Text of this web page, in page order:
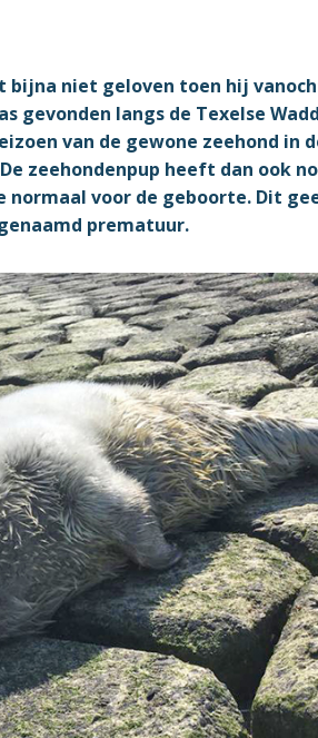
bijna niet geloven toen hij
gevonden langs de Texelse
van de gewone zeehond in
zeehondenpup heeft dan ook
normaal voor de geboorte. Dit
prematuur.